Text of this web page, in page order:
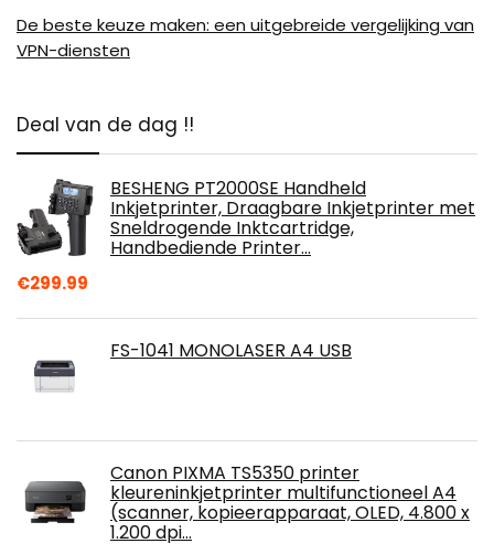
De beste keuze maken: een uitgebreide vergelijking van
VPN-diensten
Deal van de dag !!
BESHENG PT2000SE Handheld
Inkjetprinter, Draagbare Inkjetprinter met
Sneldrogende Inktcartridge,
Handbediende Printer…
€299.99
FS-1041 MONOLASER A4 USB
Canon PIXMA TS5350 printer
kleureninkjetprinter multifunctioneel A4
(scanner, kopieerapparaat, OLED, 4.800 x
1.200 dpi…